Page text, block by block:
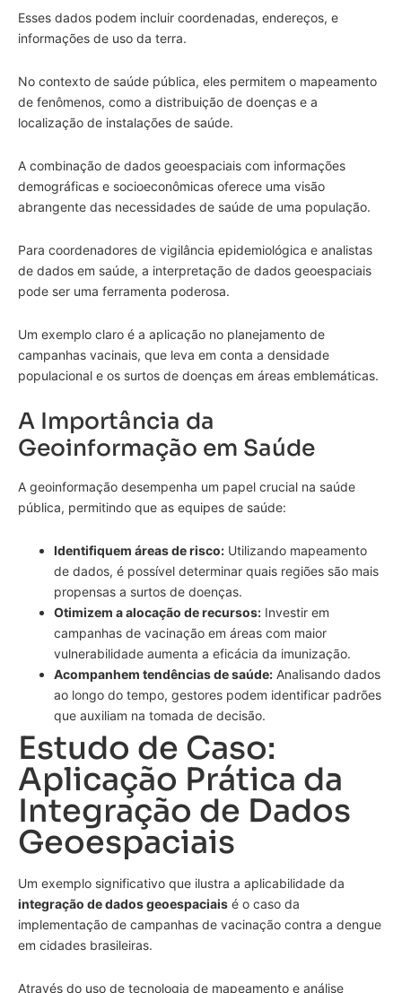
Esses dados podem incluir coordenadas, endereços, e
informações de uso da terra.
No contexto de saúde pública, eles permitem o mapeamento
de fenômenos, como a distribuição de doenças e a
localização de instalações de saúde.
A combinação de dados geoespaciais com informações
demográficas e socioeconômicas oferece uma visão
abrangente das necessidades de saúde de uma população.
Para coordenadores de vigilância epidemiológica e analistas
de dados em saúde, a interpretação de dados geoespaciais
pode ser uma ferramenta poderosa.
Um exemplo claro é a aplicação no planejamento de
campanhas vacinais, que leva em conta a densidade
populacional e os surtos de doenças em áreas emblemáticas.
A Importância da
Geoinformação em Saúde
A geoinformação desempenha um papel crucial na saúde
pública, permitindo que as equipes de saúde:
Identifiquem áreas de risco: Utilizando mapeamento
de dados, é possível determinar quais regiões são mais
propensas a surtos de doenças.
Otimizem a alocação de recursos: Investir em
campanhas de vacinação em áreas com maior
vulnerabilidade aumenta a eficácia da imunização.
Acompanhem tendências de saúde: Analisando dados
ao longo do tempo, gestores podem identificar padrões
que auxiliam na tomada de decisão.
Estudo de Caso:
Aplicação Prática da
Integração de Dados
Geoespaciais
Um exemplo significativo que ilustra a aplicabilidade da
integração de dados geoespaciais é o caso da
implementação de campanhas de vacinação contra a dengue
em cidades brasileiras.
Através do uso de tecnologia de mapeamento e análise